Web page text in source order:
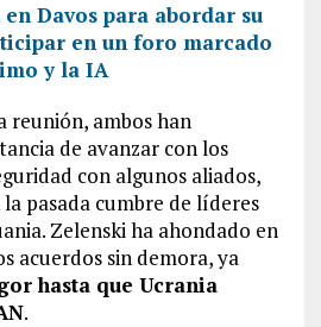
Davos para abordar su
en un foro marcado
y la IA
reunión, ambos han
de avanzar con los
con algunos aliados,
pasada cumbre de líderes
Zelenski ha ahondado en
acuerdos sin demora, ya
hasta que Ucrania
.